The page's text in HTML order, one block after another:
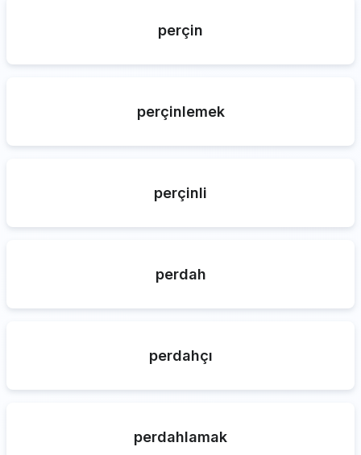
perçin
perçinlemek
perçinli
perdah
perdahçı
perdahlamak